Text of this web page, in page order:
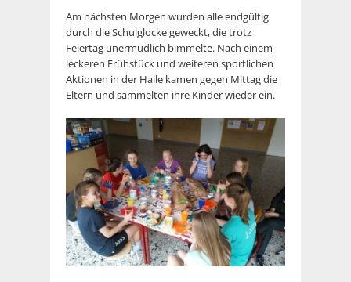
Am nächsten Morgen wurden alle endgültig
durch die Schulglocke geweckt, die trotz
Feiertag unermüdlich bimmelte. Nach einem
leckeren Frühstück und weiteren sportlichen
Aktionen in der Halle kamen gegen Mittag die
Eltern und sammelten ihre Kinder wieder ein.